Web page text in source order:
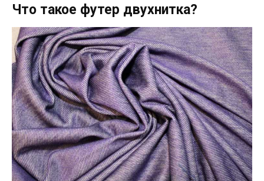
Что такое футер двухнитка?